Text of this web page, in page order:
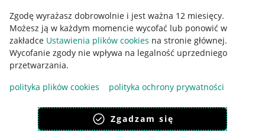
Zgodę wyrażasz dobrowolnie i jest ważna 12 miesięcy.
Możesz ją w każdym momencie wycofać lub ponowić w
zakładce Ustawienia plików cookies na stronie głównej.
Wycofanie zgody nie wpływa na legalność uprzedniego
przetwarzania.
polityka plików cookies
polityka ochrony prywatności
Zgadzam się
Pobierz aplikację